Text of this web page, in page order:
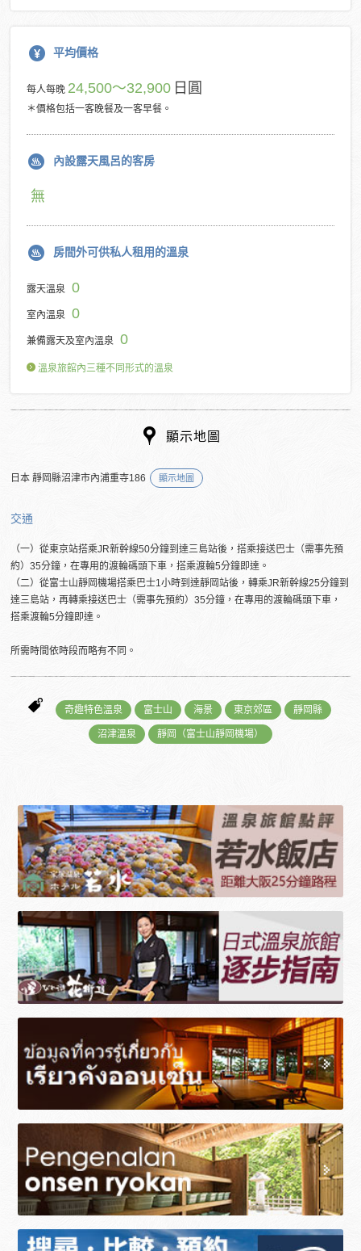
平均價格
每人每晚 24,500～32,900 日圓
＊價格包括一客晚餐及一客早餐。
內設露天風呂的客房
無
房間外可供私人租用的溫泉
露天溫泉 0
室內溫泉 0
兼備露天及室內溫泉 0
溫泉旅館內三種不同形式的溫泉
顯示地圖
日本 靜岡縣沼津市內浦重寺186 顯示地圖
交通
（一）從東京站搭乘JR新幹線50分鐘到達三島站後，搭乘接送巴士（需事先預
約）35分鐘，在專用的渡輪碼頭下車，搭乘渡輪5分鐘即達。
（二）從富士山靜岡機場搭乘巴士1小時到達靜岡站後，轉乘JR新幹線25分鐘到
達三島站，再轉乘接送巴士（需事先預約）35分鐘，在專用的渡輪碼頭下車，
搭乘渡輪5分鐘即達。
所需時間依時段而略有不同。
奇趣特色溫泉 富士山 海景 東京郊區 靜岡縣
沼津溫泉 靜岡（富士山靜岡機場）